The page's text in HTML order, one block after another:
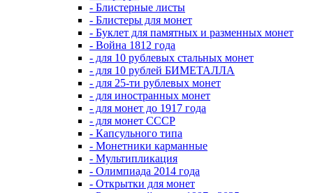
- Блистерные листы
- Блистеры для монет
- Буклет для памятных и разменных монет
- Война 1812 года
- для 10 рублевых стальных монет
- для 10 рублей БИМЕТАЛЛА
- для 25-ти рублевых монет
- для иностранных монет
- для монет до 1917 года
- для монет СССР
- Капсульного типа
- Монетники карманные
- Мультипликация
- Олимпиада 2014 года
- Открытки для монет